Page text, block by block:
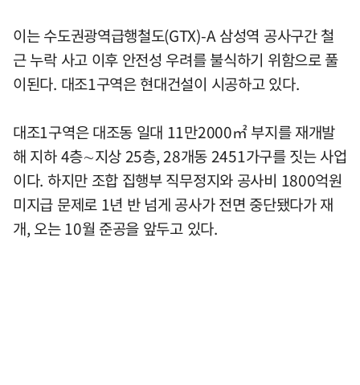
이는 수도권광역급행철도(GTX)-A 삼성역 공사구간 철
근 누락 사고 이후 안전성 우려를 불식하기 위함으로 풀
이된다. 대조1구역은 현대건설이 시공하고 있다.
대조1구역은 대조동 일대 11만2000㎡ 부지를 재개발
해 지하 4층∼지상 25층, 28개동 2451가구를 짓는 사업
이다. 하지만 조합 집행부 직무정지와 공사비 1800억원
미지급 문제로 1년 반 넘게 공사가 전면 중단됐다가 재
개, 오는 10월 준공을 앞두고 있다.